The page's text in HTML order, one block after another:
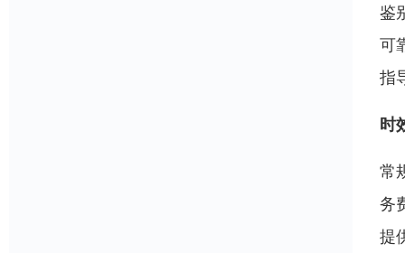
鉴
可
指
时
常
务
提